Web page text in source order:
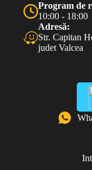
Program de
10:00 - 18:00
Adresă:
Str. Capitan
judet Valcea